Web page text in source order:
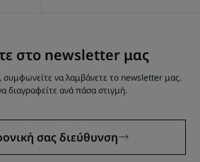
στο newsletter μας
συμφωνείτε να λαμβάνετε το newsletter μας.
διαγραφείτε ανά πάσα στιγμή.
σας διεύθυνση